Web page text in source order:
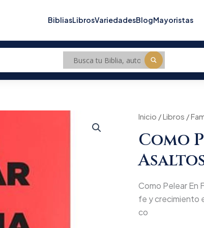
BibliasLibrosVariedadesBlogMayoristas
Inicio /Libros /
Como
Como Pelear En
fe y crecimiento
co
Como
En
Familia
A
Diez
cantidad